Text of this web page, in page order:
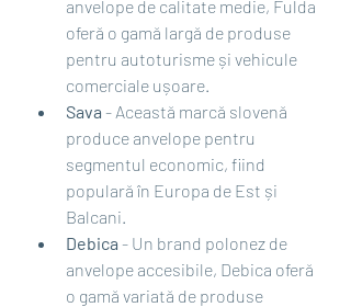
anvelope de calitate medie, Fulda
oferă o gamă largă de produse
pentru autoturisme și vehicule
comerciale ușoare.
Sava - Această marcă slovenă
produce anvelope pentru
segmentul economic, fiind
populară în Europa de Est și
Balcani.
Debica - Un brand polonez de
anvelope accesibile, Debica oferă
o gamă variată de produse